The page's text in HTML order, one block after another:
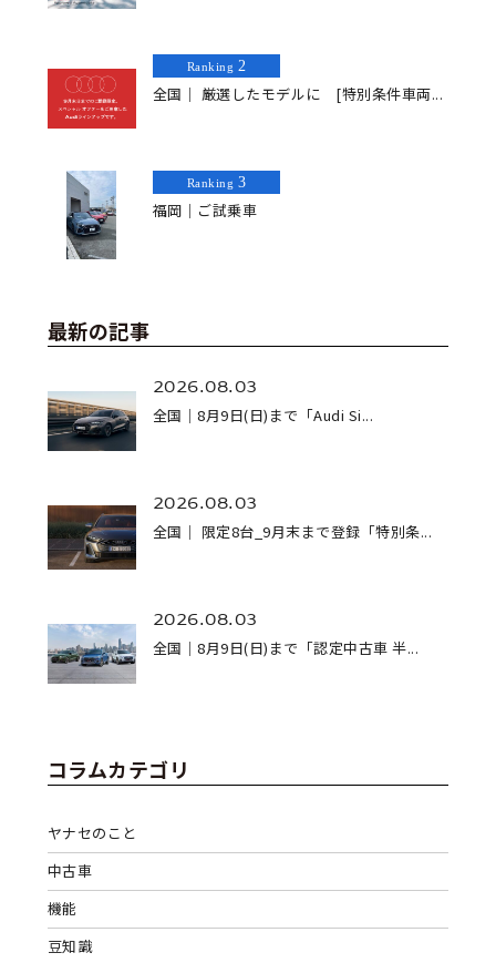
Ranking 2
全国｜ 厳選したモデルに [特別条件車両...
Ranking 3
福岡｜ご試乗車
最新の記事
2026.08.03
全国｜8月9日(日)まで「Audi Si...
2026.08.03
全国｜ 限定8台_9月末まで登録「特別条...
2026.08.03
全国｜8月9日(日)まで「認定中古車 半...
コラムカテゴリ
ヤナセのこと
中古車
機能
豆知識